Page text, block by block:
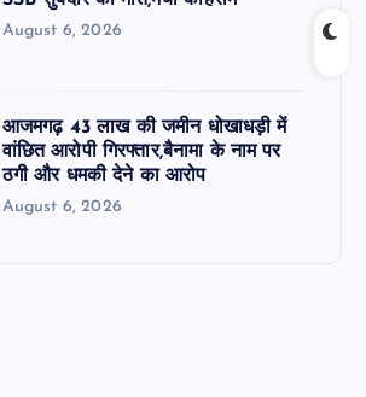
August 6, 2026
आजमगढ़ 43 लाख की जमीन धोखाधड़ी में
वांछित आरोपी गिरफ्तार,बैनामा के नाम पर
ठगी और धमकी देने का आरोप
August 6, 2026